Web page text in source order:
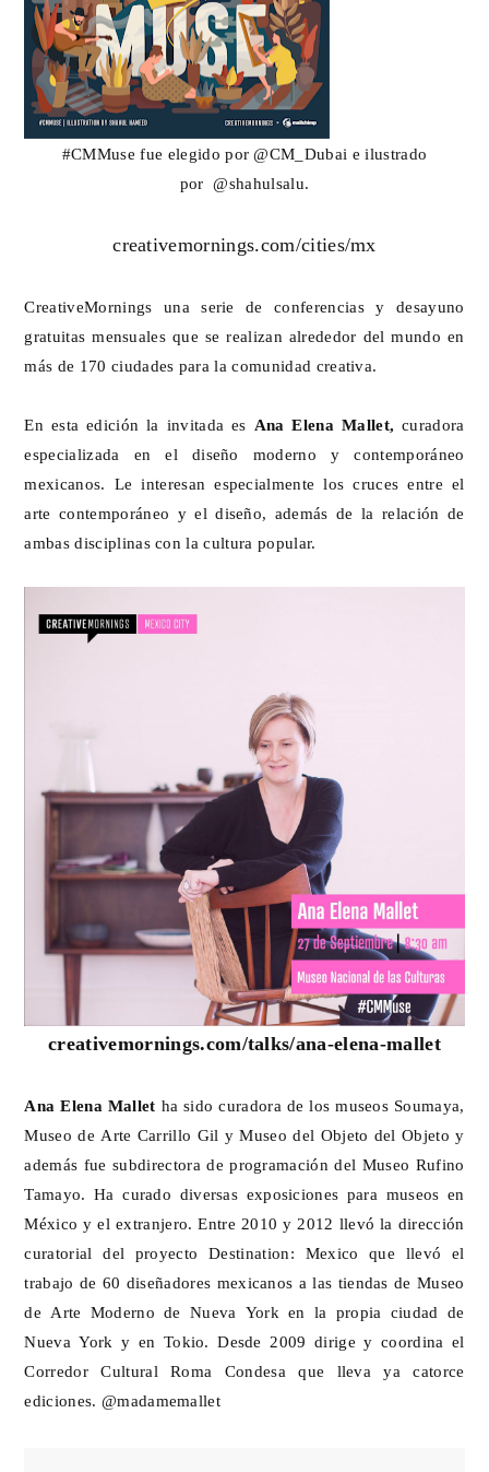
#CMMuse fue elegido por@CM_Dubai ​ e ilustrado
por@shahulsalu
creativemornings.com/cities/mx
CreativeMornings una serie de conferencias y desayuno
gratuitas mensuales que se realizan alrededor del mundo en
más de 170 ciudades para la comunidad creativa.
En esta edición la invitada es Ana Elena Mallet,
curadora
especializada en el diseño moderno y contemporáneo
mexicanos. Le interesan especialmente los cruces entre el
arte contemporáneo y el diseño, además de la relación de
ambas disciplinas con la cultura popular.
creativemornings.com/talks/ana-elena-mallet
Ana Elena Mallet ha sido curadora de los museos Soumaya,
Museo de Arte Carrillo Gil y Museo del Objeto del Objeto y
además fue subdirectora de programación del Museo Rufino
Tamayo. Ha curado diversas exposiciones para museos en
México y el extranjero. Entre 2010 y 2012 llevó la dirección
curatorial del proyecto Destination: Mexico que llevó el
trabajo de 60 diseñadores mexicanos a las tiendas de Museo
de Arte Moderno de Nueva York en la propia ciudad de
Nueva York y en Tokio. Desde 2009 dirige y coordina el
Corredor Cultural Roma Condesa que lleva ya catorce
ediciones. @madamemallet